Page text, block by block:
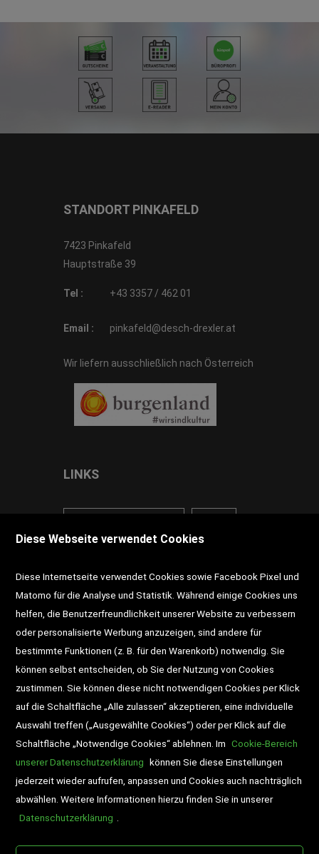
STANDORT PINKAFELD
7423 Pinkafeld
Hauptstraße 39
Tel : +43 3357 / 462 01
Email : pinkafeld@desch-drexler.at
Wir liefern ausschließlich nach Österreich
LINKS
Newsletter Schultaschen
Veranstaltungen
BESUCHEN SIE UNS
Diese Webseite verwendet Cookies
Diese Internetseite verwendet Cookies sowie Facebook Pixel und
Matomo für die Analyse und Statistik. Während einige Cookies uns
helfen, die Benutzerfreundlichkeit unserer Website zu verbessern
oder personalisierte Werbung anzuzeigen, sind andere für
bestimmte Funktionen (z. B. für den Warenkorb) notwendig. Sie
können selbst entscheiden, ob Sie der Nutzung von Cookies
zustimmen. Sie können diese nicht notwendigen Cookies per Klick
auf die Schaltfläche „Alle zulassen“ akzeptieren, eine individuelle
Auswahl treffen („Ausgewählte Cookies“) oder per Klick auf die
Schaltfläche „Notwendige Cookies“ ablehnen. Im Cookie-Bereich
unserer Datenschutzerklärung können Sie diese Einstellungen
jederzeit wieder aufrufen, anpassen und Cookies auch nachträglich
abwählen. Weitere Informationen hierzu finden Sie in unserer
Datenschutzerklärung